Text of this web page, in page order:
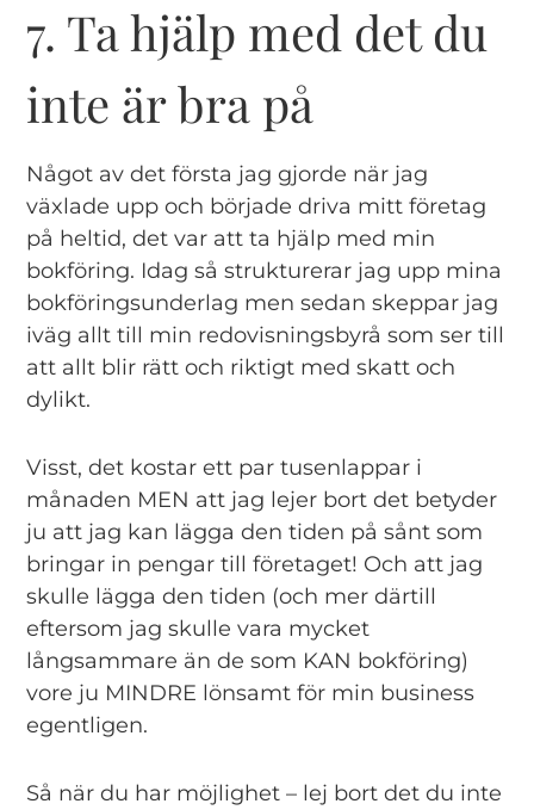
7. Ta hjälp med det du
inte är bra på
Något av det första jag gjorde när jag
växlade upp och började driva mitt företag
på heltid, det var att ta hjälp med min
bokföring. Idag så strukturerar jag upp mina
bokföringsunderlag men sedan skeppar jag
iväg allt till min redovisningsbyrå som ser till
att allt blir rätt och riktigt med skatt och
dylikt.
Visst, det kostar ett par tusenlappar i
månaden MEN att jag lejer bort det betyder
ju att jag kan lägga den tiden på sånt som
bringar in pengar till företaget! Och att jag
skulle lägga den tiden (och mer därtill
eftersom jag skulle vara mycket
långsammare än de som KAN bokföring)
vore ju MINDRE lönsamt för min business
egentligen.
Så när du har möjlighet – lej bort det du inte